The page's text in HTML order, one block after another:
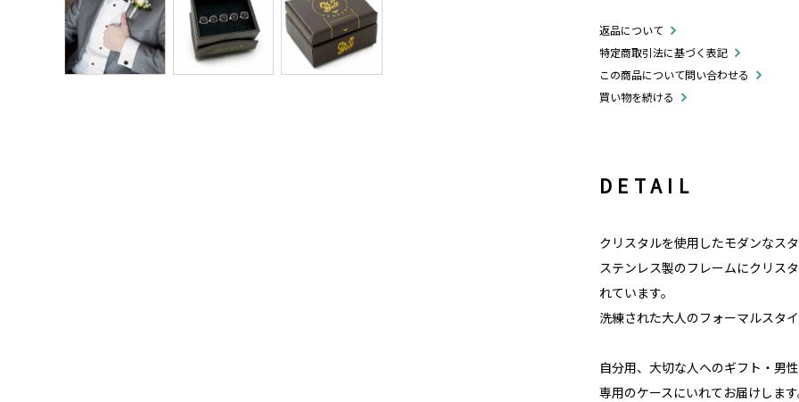
返品について
特定商取引法に基づく表記
この商品について問い合わせる
買い物を続ける
DETAIL
クリスタルを使用したモダンなス
ステンレス製のフレームにクリス
れています。
洗練された大人のフォーマルスタ
自分用、大切な人へのギフト・男
専用のケースにいれてお届けしま